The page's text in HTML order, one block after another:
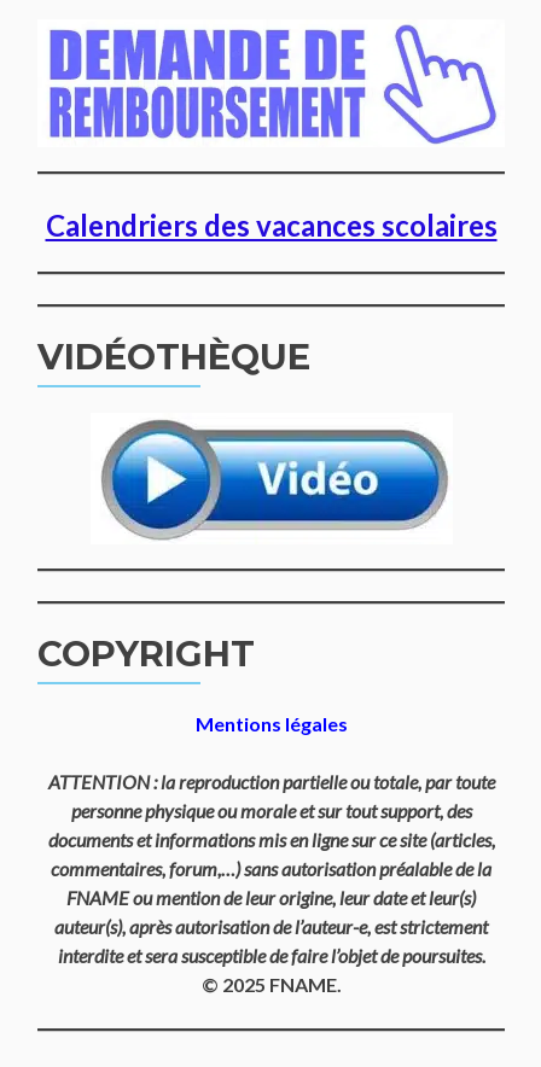
Calendriers des vacances scolaires
VIDÉOTHÈQUE
COPYRIGHT
Mentions légales
ATTENTION : la reproduction partielle ou totale, par toute
personne physique ou morale et sur tout support, des
documents et informations mis en ligne sur ce site (articles,
commentaires, forum,…) sans autorisation préalable de la
FNAME ou mention de leur origine, leur date et leur(s)
auteur(s), après autorisation de l’auteur-e, est strictement
interdite et sera susceptible de faire l’objet de poursuites.
© 2025 FNAME.